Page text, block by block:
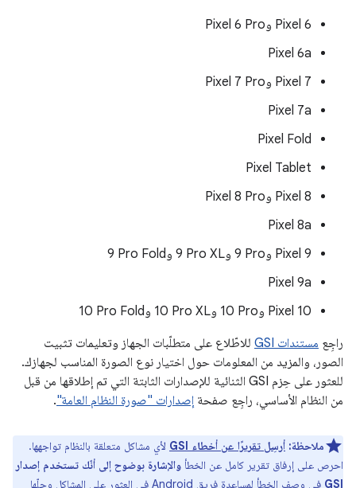
‫Pixel 6 وPixel 6 Pro
Pixel 6a
‫Pixel 7 وPixel 7 Pro
Pixel 7a
Pixel Fold
Pixel Tablet
‫Pixel 8 وPixel 8 Pro
Pixel 8a
‫Pixel 9 و‎9 Pro و‎9 Pro XL و‎9 Pro Fold
Pixel 9a
‫Pixel 10 و‎10 Pro و‎10 Pro XL و‎10 Pro Fold
راجِع مستندات GSI
للاطّلاع على متطلّبات الجهاز وتعليمات تثبيت
الصور، والمزيد من المعلومات حول اختيار نوع الصورة المناسب لجهازك.
للعثور على حِزم GSI الثنائية للإصدارات الثابتة التي تم إطلاقها من قبل
من النظام الأساسي، راجِع صفحة إصدارات "صورة النظام العامة".
ملاحظة: أرسِل تقريرًا عن أخطاء GSI
لأي مشاكل متعلقة بالنظام تواجهها.
احرص على إرفاق تقرير كامل عن الخطأ والإشارة بوضوح إلى أنّك تستخدم إصدار
GSI
في وصف الخطأ لمساعدة فريق Android في العثور على المشاكل وحلّها